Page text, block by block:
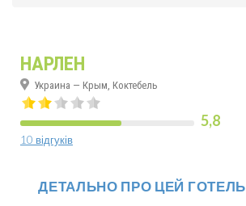
НАРЛЕН
Украина — Крым, Коктебель
5,8
10 відгуків
ДЕТАЛЬНО ПРО ЦЕЙ ГОТЕЛЬ